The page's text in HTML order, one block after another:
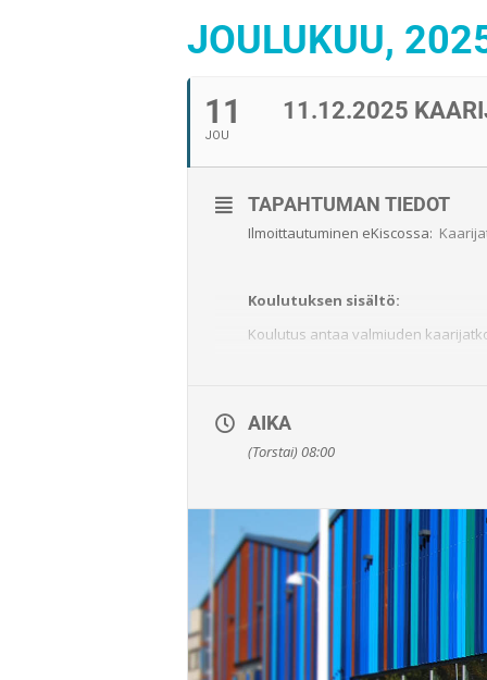
JOULUKUU,
11
JOU
11.12.2025
TAPAHTUMAN TIEDOT
Ilmoittautuminen eKiscossa:
Koulutuksen sisältö:
Koulutus antaa valmiuden
Uusintakoe:
8 oppituntia
Pätevyyden myöntämisen
Hyväksytysti suoritetut
– Hitsauskoe
AIKA
(Torstai) 08:00